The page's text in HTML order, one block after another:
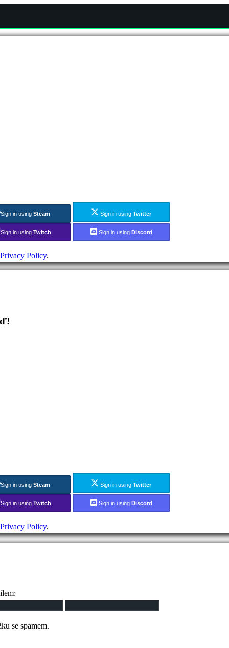
Sign in using Steam Sign in using Twitter
Sign in using Twitch Sign in using Discord
Privacy Policy.
Sign in using Steam Sign in using Twitter
Sign in using Twitch Sign in using Discord
Privacy Policy.
se spamem.